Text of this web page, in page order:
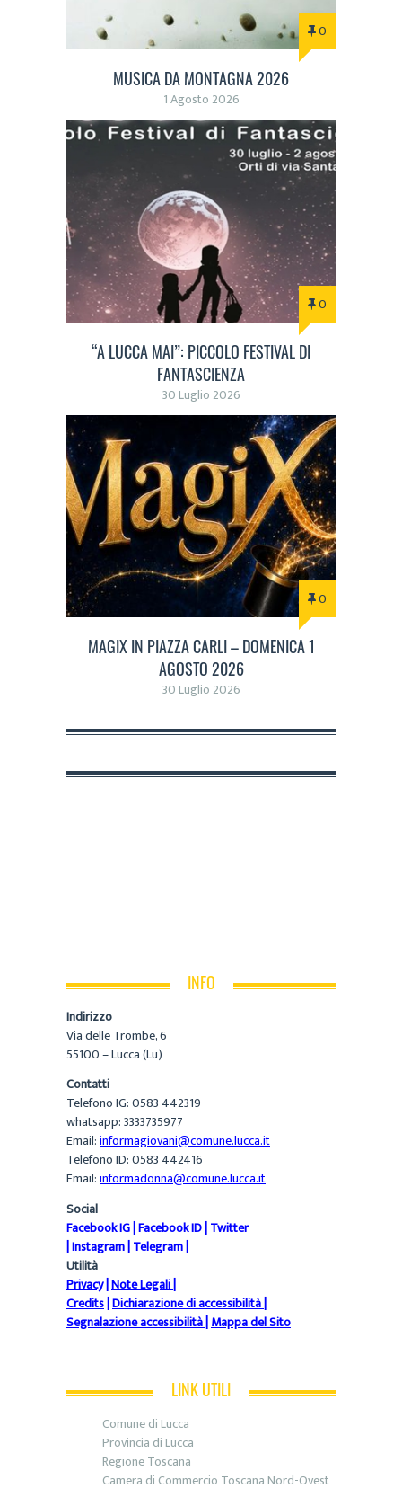
0
MUSICA DA MONTAGNA 2026
1 Agosto 2026
0
“A LUCCA MAI”: PICCOLO FESTIVAL DI
FANTASCIENZA
30 Luglio 2026
0
MAGIX IN PIAZZA CARLI – DOMENICA 1
AGOSTO 2026
30 Luglio 2026
INFO
Indirizzo
Via delle Trombe, 6
55100 – Lucca (Lu)
Contatti
Telefono IG: 0583 442319
whatsapp: 3333735977
Email:informagiovani@comune.lucca.it
Telefono ID: 0583 442416
Email:informadonna@comune.lucca.it
Social
Facebook IG|Facebook ID|Twitter
|Instagram|Telegram|
Utilità
Privacy|Note Legali|
Credits|Dichiarazione di accessibilità|
Segnalazione accessibilità|Mappa del Sito
LINK UTILI
Comune di Lucca
Provincia di Lucca
Regione Toscana
Camera di Commercio Toscana Nord-Ovest